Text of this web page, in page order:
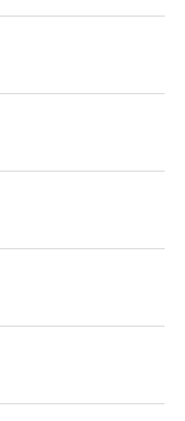
賃が変更された場
。
付係員からのご連
待ちすることは出
場合がございます
ので、交通事情に
返金等には応じら
せて頂きます。折